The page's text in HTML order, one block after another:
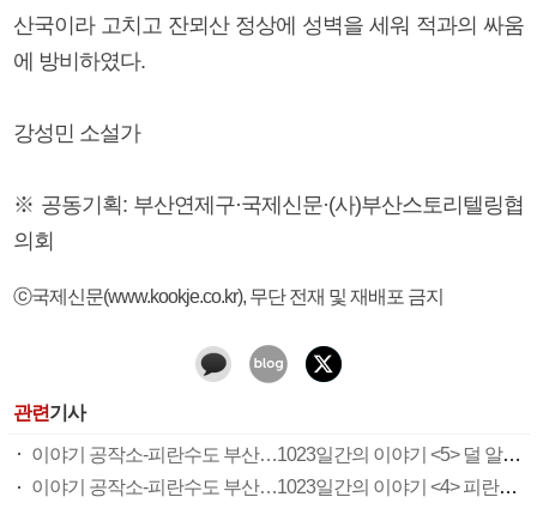
산국이라 고치고 잔뫼산 정상에 성벽을 세워 적과의 싸움
에 방비하였다.
강성민 소설가
※ 공동기획: 부산연제구·국제신문·(사)부산스토리텔링협
의회
ⓒ국제신문(www.kookje.co.kr), 무단 전재 및 재배포 금지
관련기사
이야기 공작소-피란수도 부산…1023일간의 이야기 <5> 덜 알려진 UN 참전국
이야기 공작소-피란수도 부산…1023일간의 이야기 <4> 피란수도가 부산에 남긴 것